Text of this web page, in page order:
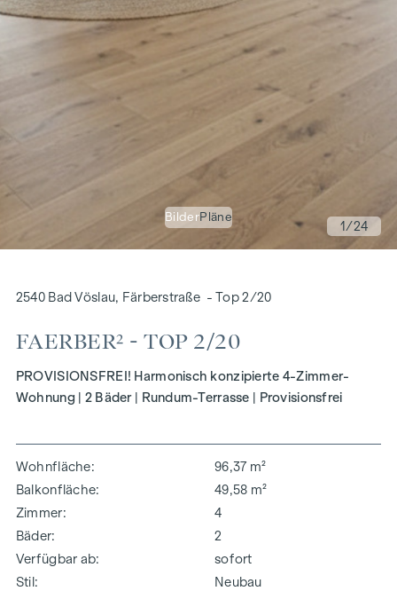
BilderPläne
1/24
2540 Bad Vöslau, Färberstraße - Top 2/20
FAERBER² - TOP 2/20
PROVISIONSFREI! Harmonisch konzipierte 4-Zimmer-
Wohnung | 2 Bäder | Rundum-Terrasse | Provisionsfrei
Wohnfläche
96,37 m²
Balkonfläche
49,58 m²
Zimmer
4
Bäder
2
Verfügbar ab
sofort
Stil
Neubau